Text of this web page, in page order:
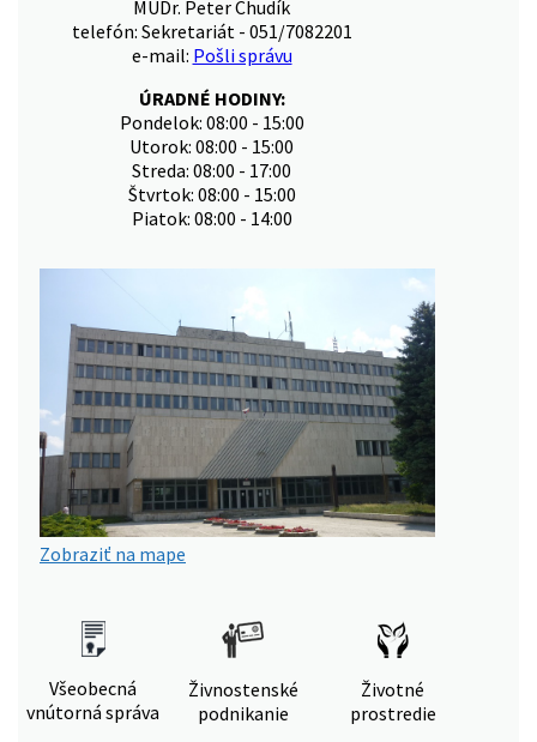
MUDr. Peter Chudík
telefón: Sekretariát - 051/7082201
e-mail: Pošli správu
ÚRADNÉ HODINY:
Pondelok: 08:00 - 15:00
Utorok: 08:00 - 15:00
Streda: 08:00 - 17:00
Štvrtok: 08:00 - 15:00
Piatok: 08:00 - 14:00
Zobraziť na mape
Všeobecná
vnútorná správa
Živnostenské
podnikanie
Životné
prostredie